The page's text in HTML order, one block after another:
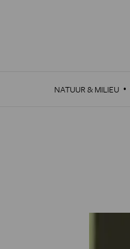
NATUUR & MILIEU ·